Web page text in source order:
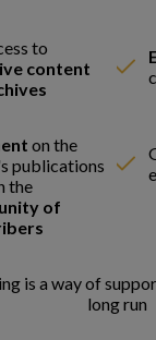
to
content
on the
publications
the
of
is a way of
long run